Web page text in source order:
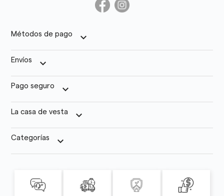
Métodos de pago keyboard_arrow_down
Envíos keyboard_arrow_down
Pago seguro keyboard_arrow_down
La casa de vesta keyboard_arrow_down
Categorías keyboard_arrow_down